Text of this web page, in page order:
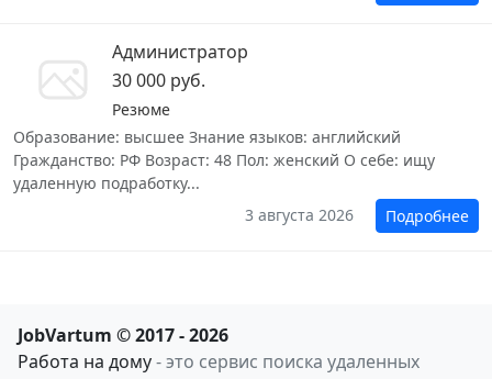
Администратор
30 000 руб.
Резюме
Образование: высшее Знание языков: английский
Гражданство: РФ Возраст: 48 Пол: женский О себе: ищу
удаленную подработку...
3 августа 2026
Подробнее
JobVartum © 2017 - 2026
Работа на дому- это сервис поиска удаленных